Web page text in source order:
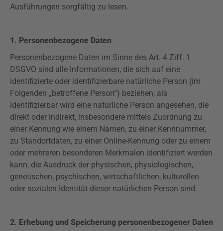
Ausführungen sorgfältig zu lesen.
1. Personenbezogene Daten
Personenbezogene Daten im Sinne des Art. 4 Ziff. 1
DSGVO sind alle Informationen, die sich auf eine
identifizierte oder identifizierbare natürliche Person (im
Folgenden „betroffene Person“) beziehen; als
identifizierbar wird eine natürliche Person angesehen, die
direkt oder indirekt, insbesondere mittels Zuordnung zu
einer Kennung wie einem Namen, zu einer Kennnummer,
zu Standortdaten, zu einer Online-Kennung oder zu einem
oder mehreren besonderen Merkmalen identifiziert werden
kann, die Ausdruck der physischen, physiologischen,
genetischen, psychischen, wirtschaftlichen, kulturellen
oder sozialen Identität dieser natürlichen Person sind.
2. Erhebung und Speicherung personenbezogener Daten